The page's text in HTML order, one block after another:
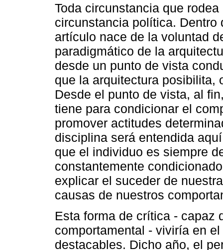
Toda circunstancia que
circunstancia política.
artículo nace de la voluntad
paradigmático de la
desde un punto de vista
que la arquitectura posibilita,
Desde el punto de vista, al
tiene para condicionar el
promover actitudes
disciplina será entendida
que el individuo es siempre
constantemente
explicar el suceder de
causas de nuestros
Esta forma de crítica - capaz
comportamental - viviría en
destacables. Dicho año, el